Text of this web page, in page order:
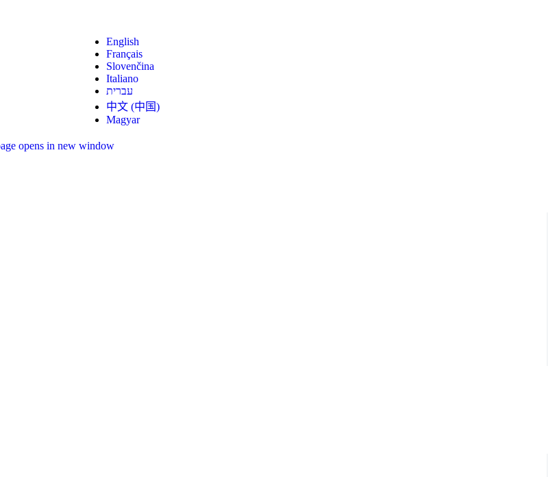
English
Français
Slovenčina
Italiano
עברית
中文 (中国)
Magyar
opens in new window